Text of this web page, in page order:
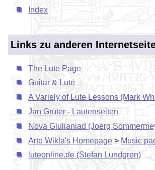
Index
Links zu anderen
The Lute Page
Guitar & Lute
A Variely of Lute Lessons (Mark
Jan Grüter - Lautenseiten
Nova Giulianiad (Joerg
Arto Wikla's Homepage > Music
luteonline.de (Stefan Lundgren)